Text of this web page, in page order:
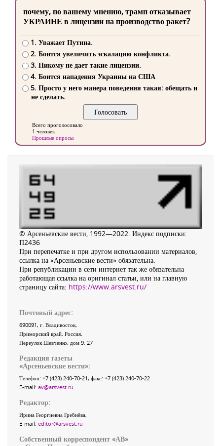
почему, по вашему мнению, трамп отказывает
УКРАИНЕ в лицензии на производство ракет?
1. Уважает Путина.
2. Боится увеличить эскалацию конфликта.
3. Никому не дает такие лицензии.
4. Боится нападения Украины на США
5. Просто у него манера поведения такая: обещать и
не сделать.
Всего проголосовало
1 человек
Прошлые опросы
© Арсеньевские вести, 1992—2022. Индекс подписки:
П2436
При перепечатке и при другом использовании материалов,
ссылка на «Арсеньевские вести» обязательна.
При републикации в сети интернет так же обязательна
работающая ссылка на оригинал статьи, или на главную
страницу сайта: https://www.arsvest.ru/
Почтовый адрес:
690091, г. Владивосток,
Приморский край, Россия
Переулок Шевченко, дом 9, 27
Редакция газеты
«Арсеньевские вести»:
Телефон: +7 (423) 240-70-21, факс: +7 (423) 240-70-22
E-mail: av@arsvest.ru
Редактор:
Ирина Георгиевна Гребнёва,
E-mail: editor@arsvest.ru
Собственный корреспондент «АВ»